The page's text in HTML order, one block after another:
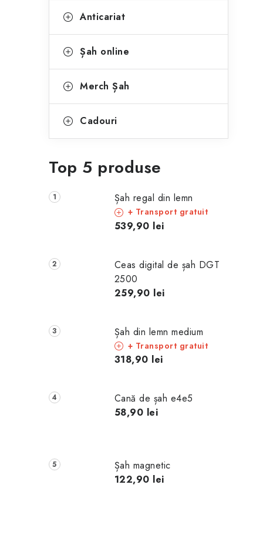
Anticariat
Șah online
Merch Șah
Cadouri
Top 5 produse
Șah regal din lemn
+ Transport gratuit
539,90 lei
Ceas digital de șah DGT
2500
259,90 lei
Șah din lemn medium
+ Transport gratuit
318,90 lei
Cană de șah e4e5
58,90 lei
Șah magnetic
122,90 lei